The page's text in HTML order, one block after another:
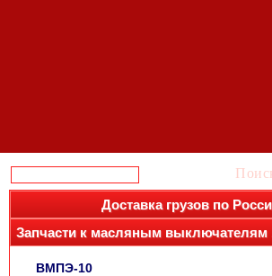
Доставка грузов по
Запчасти к масляным выключателям
ВМПЭ-10